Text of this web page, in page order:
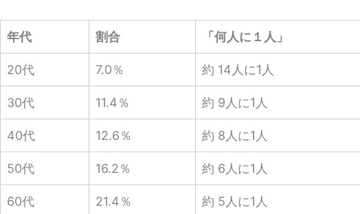
年代 割合 「何人に１人」
20代 7.0％ 約 14人に1人
30代 11.4％ 約 9人に1人
40代 12.6％ 約 8人に1人
50代 16.2％ 約 6人に1人
60代 21.4％ 約 5人に1人